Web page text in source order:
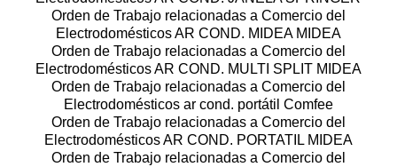
Orden de Trabajo relacionadas a Comercio del
Electrodomésticos AR COND. MIDEA MIDEA
Orden de Trabajo relacionadas a Comercio del
Electrodomésticos AR COND. MULTI SPLIT MIDEA
Orden de Trabajo relacionadas a Comercio del
Electrodomésticos ar cond. portátil Comfee
Orden de Trabajo relacionadas a Comercio del
Electrodomésticos AR COND. PORTATIL MIDEA
Orden de Trabajo relacionadas a Comercio del